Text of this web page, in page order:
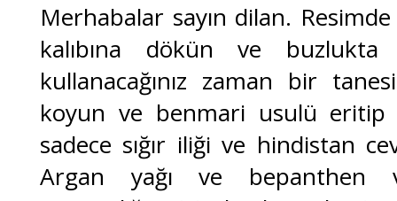
Merhabalar sayın dilan.
kalıbına dökün ve
kullanacağınız zaman bir
koyun ve benmari usulü eritip
sadece sığır iliği ve hindistan
Argan yağı ve bepanthen